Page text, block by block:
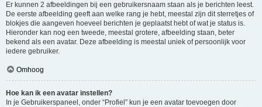
Er kunnen 2 afbeeldingen bij een gebruikersnaam staan als je berichten leest.
De eerste afbeelding geeft aan welke rang je hebt, meestal zijn dit sterretjes of
blokjes die aangeven hoeveel berichten je geplaatst hebt of wat je status is.
Hieronder kan nog een tweede, meestal grotere, afbeelding staan, beter
bekend als een avatar. Deze afbeelding is meestal uniek of persoonlijk voor
iedere gebruiker.
Omhoog
Hoe kan ik een avatar instellen?
In je Gebruikerspaneel, onder “Profiel” kun je een avatar toevoegen door